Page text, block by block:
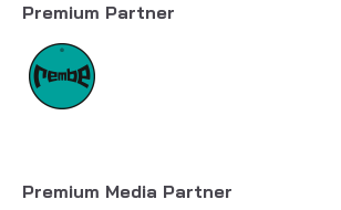
Premium Partner
Premium Media Partner